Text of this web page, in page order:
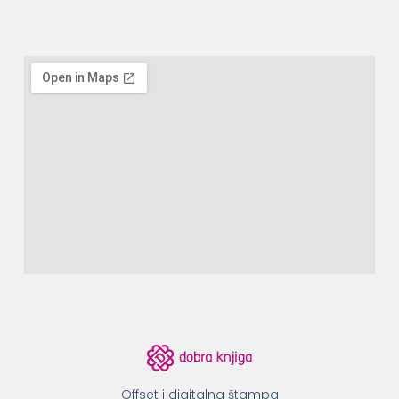
Offset i digitalna štampa